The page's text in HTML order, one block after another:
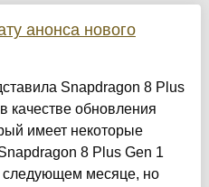
анонса нового
Snapdragon 8 Plus
качестве обновления
имеет некоторые
8 Plus Gen 1
следующем месяце, но